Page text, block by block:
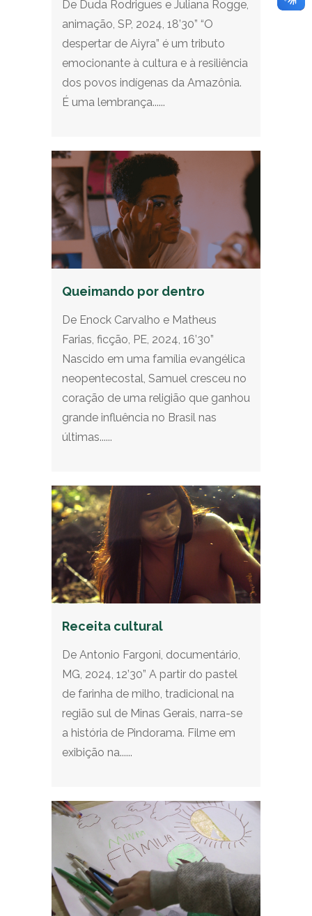
De Duda Rodrigues e Juliana Rogge,
animação, SP, 2024, 18’30” “O
despertar de Aiyra” é um tributo
emocionante à cultura e à resiliência
dos povos indígenas da Amazônia.
É uma lembrança......
Queimando por dentro
De Enock Carvalho e Matheus
Farias, ficção, PE, 2024, 16’30”
Nascido em uma família evangélica
neopentecostal, Samuel cresceu no
coração de uma religião que ganhou
grande influência no Brasil nas
últimas......
Receita cultural
De Antonio Fargoni, documentário,
MG, 2024, 12’30” A partir do pastel
de farinha de milho, tradicional na
região sul de Minas Gerais, narra-se
a história de Pindorama. Filme em
exibição na......